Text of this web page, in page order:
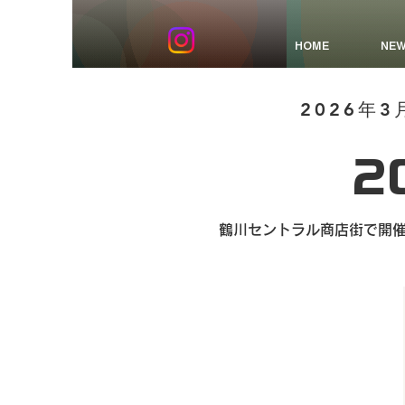
HOME
2026年3
鶴川セントラル商店街で開